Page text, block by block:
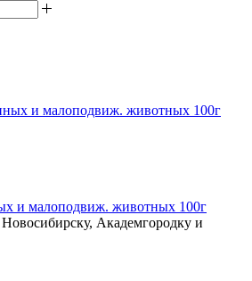
и малоподвиж. животных 100г
Академгородку и